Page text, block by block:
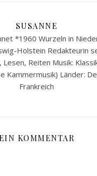
SUSANNE
*1960 Wurzeln in
Holstein Redakteurin
Reiten Musik:
Kammermusik) Länder:
Frankreich
KOMMENTAR